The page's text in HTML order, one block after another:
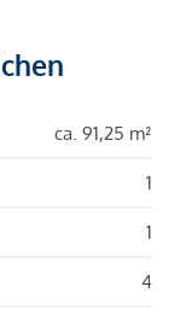
ca. 91,25 m²
1
1
4